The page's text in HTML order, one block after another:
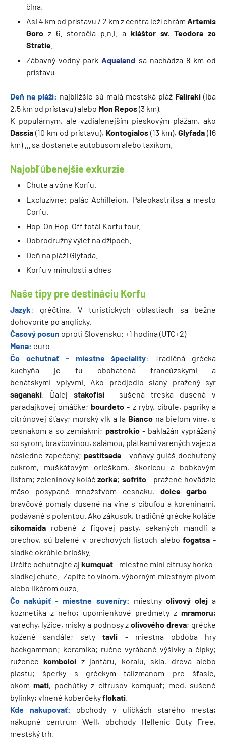
člna.
Asi 4 km od prístavu / 2 km z centra leží chrám Artemis
Goro z 6. storočia p.n.l. a kláštor sv. Teodora zo
Stratie
Zábavný vodný park Aqualand sa nachádza 8 km od
prístavu
Deň na pláži: najbližšie sú malá mestská pláž Faliraki (iba
2,5 km od prístavu) alebo Mon Repos(3 km).
K populárnym, ale vzdialenejším pieskovým plážam, ako
Dassia(10 km od prístavu), Kontogialos (13 km), Glyfada(16
km) ... sa dostanete autobusom alebo taxíkom.
Najobľúbenejšie exkurzie
Chute a vône Korfu.
Excluzívne: palác Achilleion, Paleokastritsa a mesto
Corfu.
Hop-On Hop-Off totál Korfu tour.
Dobrodružný výlet na džípoch.
Deň na pláži Glyfada.
Korfu v minulosti a dnes
Naše tipy pre destináciu Korfu
Jazyk: gréčtina. V turistických oblastiach sa bežne
dohovoríte po anglicky.
Časový posun oproti Slovensku: +1 hodina (UTC+2)
Mena: euro
Čo ochutnať - miestne špeciality:Tradičná grécka
kuchyňa je tu obohatená francúzskymi a
benátskymi vplyvmi. Ako predjedlo slaný pražený syr
saganaki . Ďalej stakofisi - sušená treska dusená v
paradajkovej omáčke;bourdeto- z ryby, cibule, papriky a
citrónovej šťavy; morský vlk a la Biancona bielom víne, s
cesnakom a so zemiakmi; pastrokio - baklažán vyprážaný
so syrom, bravčovinou, salámou, plátkami varených vajec a
následne zapečený; pastitsada - voňavý guláš dochutený
cukrom, muškátovým orieškom, škoricou a bobkovým
listom; zeleninový koláčzorka; sofrito - pražené hovädzie
mäso posypané množstvom cesnaku, dolce garbo-
bravčové pomaly dusené na víne s cibuľou a koreninami,
podávané s polentou. Ako zákusok, tradičné grécke koláče
sikomaida robené z figovej pasty, sekaných mandlí a
orechov, sú balené v orechových listoch alebofogatsa -
sladké okrúhle briošky.
Určite ochutnajte aj kumquat- miestne mini citrusy horko-
sladkej chute. Zapite to vínom, výborným miestnym pivom
alebo likérom ouzo.
Čo nakúpiť - miestne suveníry: miestny olivový olej a
kozmetika z neho; upomienkové predmety z mramoru;
varechy, lyžice, misky a podnosy zolivového dreva; grécke
kožené sandále; setytavli - miestna obdoba hry
backgammon; keramika; ručne vyrábané výšivky a čipky;
ružencekomboloi z jantáru, koralu, skla, dreva alebo
plastu; šperky s gréckym talizmanom pre šťasie,
okommati, pochúťky z citrusov komquat; med, sušené
bylinky; vlnené koberčekyflokati
Kde nakupovať: obchody v uličkách starého mesta;
nákupné centrum Well, obchody Hellenic Duty Free,
mestský trh.